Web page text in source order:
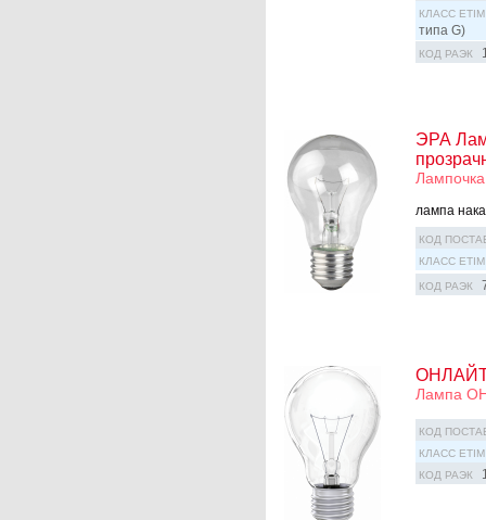
КЛАСС ETIM
типа G)
КОД РАЭК
ЭРА
лампа
КОД
КЛАСС ETIM
КОД РАЭК
ОНЛАЙТ
Лампа
КОД
КЛАСС ETIM
КОД РАЭК